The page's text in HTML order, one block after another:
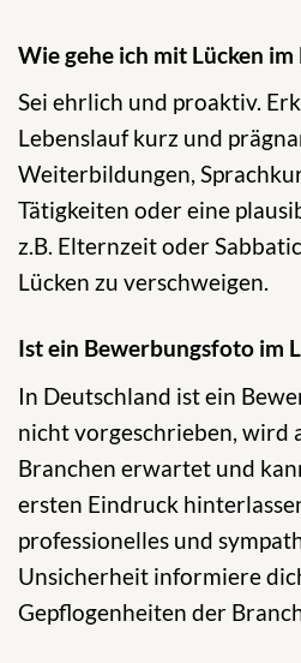
Wie gehe ich mit Lücken im
Sei ehrlich und proaktiv.
Lebenslauf kurz und
Weiterbildungen,
Tätigkeiten oder eine
z.B. Elternzeit oder
Lücken zu verschweigen.
Ist ein Bewerbungsfoto im
In Deutschland ist ein
nicht vorgeschrieben, wird
Branchen erwartet und
ersten Eindruck
professionelles und
Unsicherheit informiere
Gepflogenheiten der